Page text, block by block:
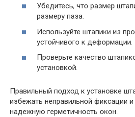
Убедитесь, что размер
размеру паза.
Используйте штапики из
устойчивого к деформации.
Проверьте качество
установкой.
Правильный подход к установке
избежать неправильной фиксации и
надежную герметичность окон.